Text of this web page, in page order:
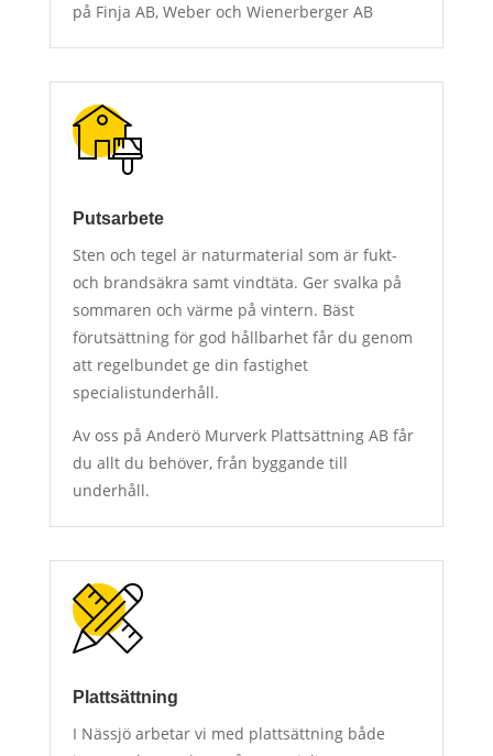
på Finja AB, Weber och Wienerberger AB
Putsarbete
Sten och tegel är naturmaterial som är fukt-
och brandsäkra samt vindtäta. Ger svalka på
sommaren och värme på vintern. Bäst
förutsättning för god hållbarhet får du genom
att regelbundet ge din fastighet
specialistunderhåll.
Av oss på Anderö Murverk Plattsättning AB får
du allt du behöver, från byggande till
underhåll.
Plattsättning
I Nässjö arbetar vi med plattsättning både